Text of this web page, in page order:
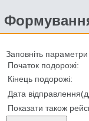
Заповніть
Початок подорожі:
Кінець подорожі:
Дата
Показати також